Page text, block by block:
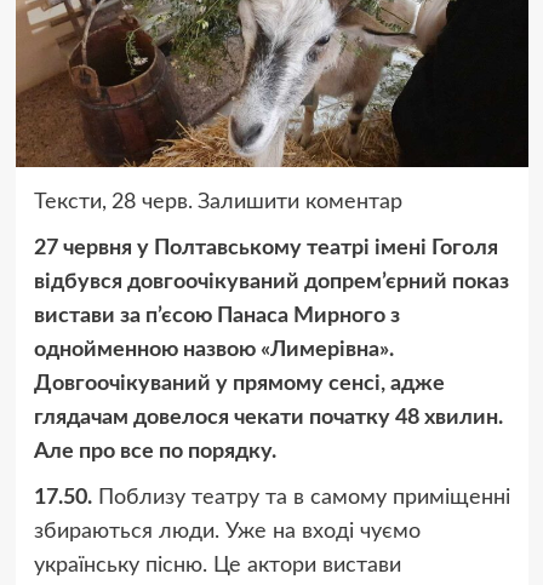
Тексти, 28 черв. Залишити коментар
27 червня у Полтавському театрі імені Гоголя
відбувся довгоочікуваний допрем’єрний показ
вистави за п’єсою Панаса Мирного з
однойменною назвою «Лимерівна».
Довгоочікуваний у прямому сенсі, адже
глядачам довелося чекати початку 48 хвилин.
Але про все по порядку.
17.50.Поблизу театру та в самому приміщенні
збираються люди. Уже на вході чуємо
українську пісню. Це актори вистави